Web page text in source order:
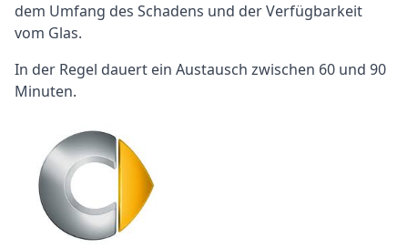
dem Umfang des Schadens und der Verfügbarkeit
vom Glas.
In der Regel dauert ein Austausch zwischen 60 und 90
Minuten.